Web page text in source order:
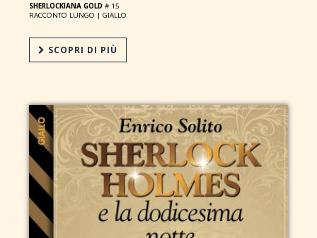
SHERLOCKIANA GOLD # 15
RACCONTO LUNGO |GIALLO
SCOPRI DI PIÙ